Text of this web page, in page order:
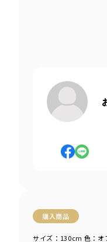
購入商品
サイズ：130cm 色：オ